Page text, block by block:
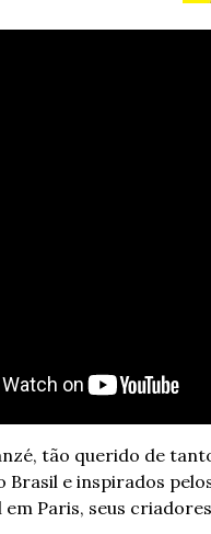
tão querido de
Brasil e inspirados
em Paris, seus